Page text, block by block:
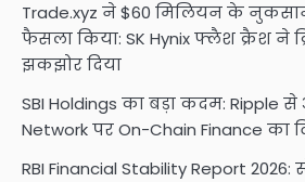
Trade.xyz ने $60 मिलियन के
फैसला किया: SK Hynix फ्लैश क्रैश ने
झकझोर दिया
SBI Holdings का बड़ा कदम: Ripple
Network पर On-Chain Finance का
RBI Financial Stability Report